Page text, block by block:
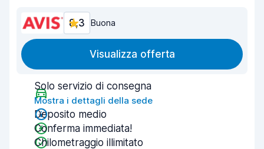
8,3 Buona
Visualizza offerta
Solo servizio di consegna
Mostra i dettagli della sede
Deposito medio
Conferma immediata!
Chilometraggio illimitato